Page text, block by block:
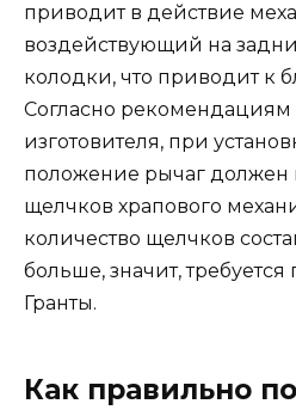
приводит в действие
воздействующий на
колодки, что приводит к
Согласно рекомендациям
изготовителя, при
положение рычаг должен
щелчков храпового
количество щелчков
больше, значит,
Гранты.
Как правильно